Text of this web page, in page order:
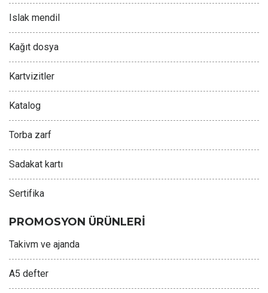
Islak mendil
Kağıt dosya
Kartvizitler
Katalog
Torba zarf
Sadakat kartı
Sertifika
PROMOSYON ÜRÜNLERİ
Takivm ve ajanda
A5 defter